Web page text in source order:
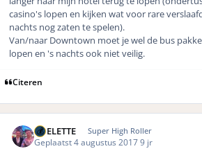
casino's lopen en kijken wat voor rare
nachts nog zaten te spelen).
Van/naar Downtown moet je wel de bus
lopen en 's nachts ook niet veilig.
Citeren
ROELETTE Super High Roller
Geplaatst4 augustus 20179 jr